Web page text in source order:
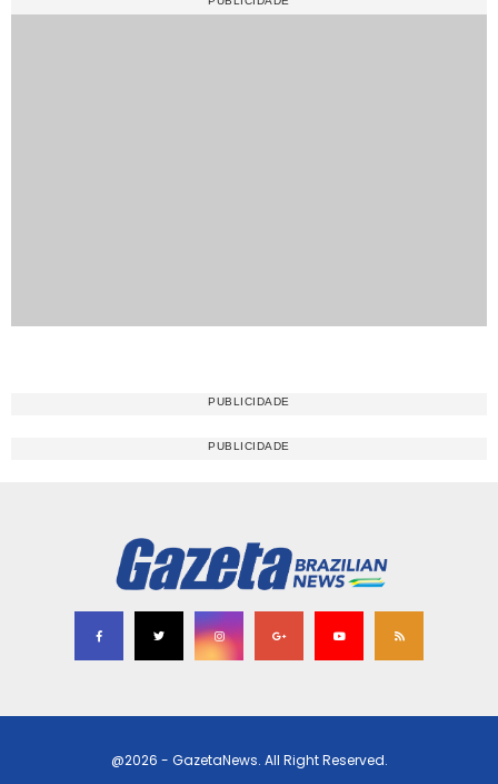
@2026 - GazetaNews. All Right Reserved.